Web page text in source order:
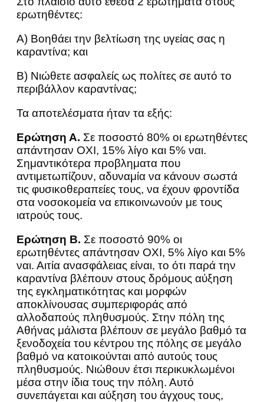
ερωτηθέντες:
Α) Βοηθάει την βελτίωση της υγείας σας η
καραντίνα; και
Β) Νιώθετε ασφαλείς ως πολίτες σε αυτό το
περιβάλλον καραντίνας;
Τα αποτελέσματα ήταν τα εξής:
Ερώτηση Α. Σε ποσοστό 80% οι ερωτηθέντες
απάντησαν ΟΧΙ, 15% λίγο και 5% ναι.
Σημαντικότερα προβληματα που
αντιμετωπίζουν, αδυναμία να κάνουν σωστά
τις φυσικοθεραπείες τους, να έχουν φροντίδα
στα νοσοκομεία να επικοινωνούν με τους
ιατρούς τους.
Ερώτηση Β. Σε ποσοστό 90% οι
ερωτηθέντες απάντησαν ΟΧΙ, 5% λίγο και 5%
ναι. Αιτία ανασφάλειας είναι, το ότι παρά την
καραντίνα βλέπουν στους δρόμους αύξηση
της εγκληματικότητας και μορφών
αποκλίνουσας συμπεριφοράς από
αλλοδαπούς πληθυσμούς. Στην πόλη της
Αθήνας μάλιστα βλέπουν σε μεγάλο βαθμό τα
ξενοδοχεία του κέντρου της πόλης σε μεγάλο
βαθμό να κατοικούνται από αυτούς τους
πληθυσμούς. Νιώθουν έτσι περικυκλωμένοι
μέσα στην ίδια τους την πόλη. Αυτό
συνεπάγεται και αύξηση του άγχους τους,